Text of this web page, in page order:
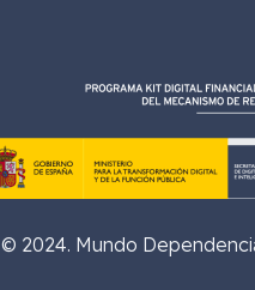
© 2024. Mundo